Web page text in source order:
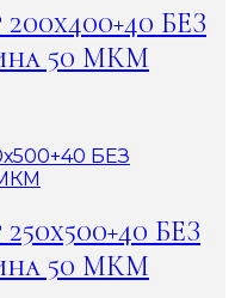
БЕЗ
50 МКМ
БЕЗ
50 МКМ